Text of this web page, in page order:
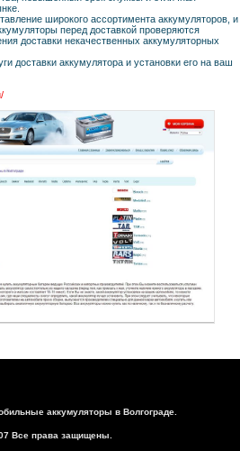
широкого ассортимента аккумуляторов, и
перед доставкой проверяются
доставки некачественных аккумуляторных
доставки аккумулятора и установки его на ваш
аккумуляторы в Волгограде.
Все права защищены.